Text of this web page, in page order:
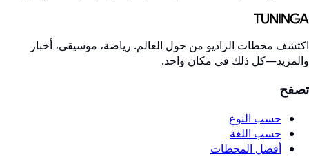
اكتشف محطات الراديو من حول العالم. رياضة، موسيقى، أخبار
والمزيد—كل ذلك في مكان واحد.
تصفح
حسب النوع
حسب اللغة
أفضل المحطات